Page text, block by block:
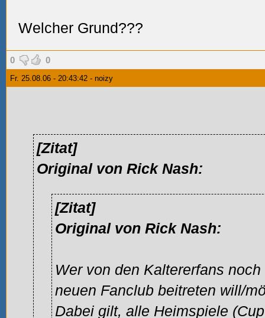
Welcher Grund???
0 0
Fr. 25.08.06 - 20:43:42 - noizy
[Zitat]
Original von Rick Nash:
[Zitat]
Original von Rick Nash:
Wer von den Kaltererfans
neuen Fanclub beitreten will/
Dabei gilt, alle Heimspiele